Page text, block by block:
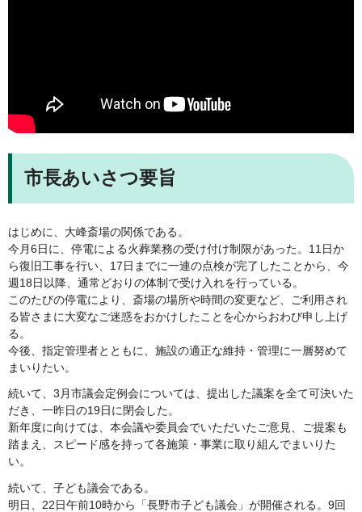
市長あいさつ要旨
はじめに、大峰斎場の関係である。
今月6日に、停電による火葬業務の受け付け制限があった。11日か
ら復旧工事を行い、17日までに一連の点検が完了したことから、今
週18日以降、通常どおりの体制で受け入れを行っている。
このたびの停電により、斎場の場所や時間の変更など、ご利用され
る皆さまに大変なご迷惑をおかけしたことを心からおわび申し上げ
る。
今後、指定管理者とともに、施設の適正な維持・管理に一層努めて
まいりたい。
続いて、3月市議会定例会については、提出した議案を全て可決いた
だき、一昨日の19日に閉会した。
新年度に向けては、本会議や委員会でいただいたご意見、ご提案も
踏まえ、スピード感を持って各施策・事業に取り組んでまいりた
い。
続いて、子ども議会である。
明日、22日午前10時から「長野市子ども議会」が開催される。9回